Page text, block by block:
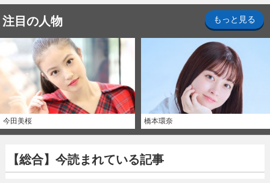
注目の人物 もっと見る
今田美桜 橋本環奈
【総合】今読まれている記事